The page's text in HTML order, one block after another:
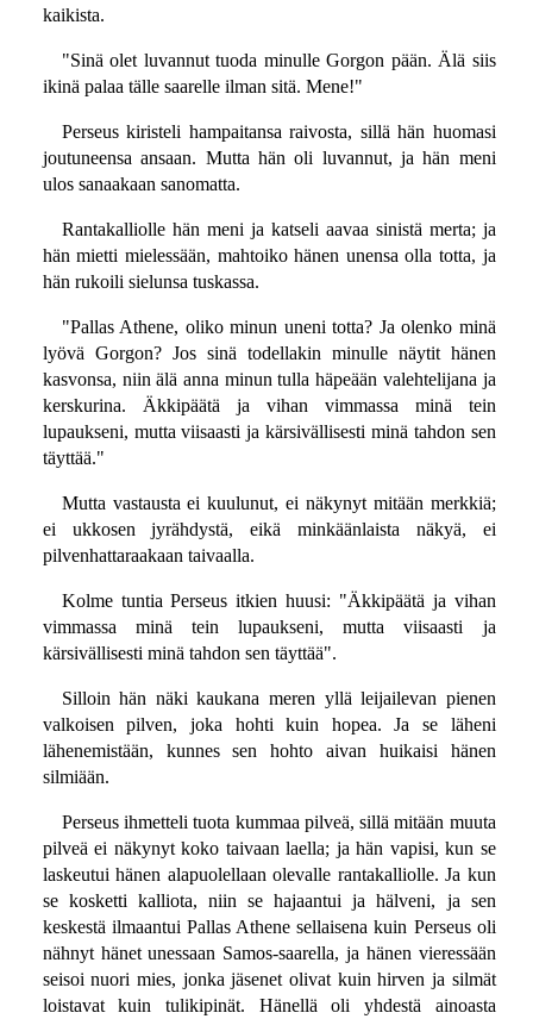
kaikista.
"Sinä olet luvannut tuoda minulle Gorgon pään. Älä siis
ikinä palaa tälle saarelle ilman sitä. Mene!"
Perseus kiristeli hampaitansa raivosta, sillä hän huomasi
joutuneensa ansaan. Mutta hän oli luvannut, ja hän meni
ulos sanaakaan sanomatta.
Rantakalliolle hän meni ja katseli aavaa sinistä merta; ja
hän mietti mielessään, mahtoiko hänen unensa olla totta, ja
hän rukoili sielunsa tuskassa.
"Pallas Athene, oliko minun uneni totta? Ja olenko minä
lyövä Gorgon? Jos sinä todellakin minulle näytit hänen
kasvonsa, niin älä anna minun tulla häpeään valehtelijana ja
kerskurina. Äkkipäätä ja vihan vimmassa minä tein
lupaukseni, mutta viisaasti ja kärsivällisesti minä tahdon sen
täyttää."
Mutta vastausta ei kuulunut, ei näkynyt mitään merkkiä;
ei ukkosen jyrähdystä, eikä minkäänlaista näkyä, ei
pilvenhattaraakaan taivaalla.
Kolme tuntia Perseus itkien huusi: "Äkkipäätä ja vihan
vimmassa minä tein lupaukseni, mutta viisaasti ja
kärsivällisesti minä tahdon sen täyttää".
Silloin hän näki kaukana meren yllä leijailevan pienen
valkoisen pilven, joka hohti kuin hopea. Ja se läheni
lähenemistään, kunnes sen hohto aivan huikaisi hänen
silmiään.
Perseus ihmetteli tuota kummaa pilveä, sillä mitään muuta
pilveä ei näkynyt koko taivaan laella; ja hän vapisi, kun se
laskeutui hänen alapuolellaan olevalle rantakalliolle. Ja kun
se kosketti kalliota, niin se hajaantui ja hälveni, ja sen
keskestä ilmaantui Pallas Athene sellaisena kuin Perseus oli
nähnyt hänet unessaan Samos-saarella, ja hänen vieressään
seisoi nuori mies, jonka jäsenet olivat kuin hirven ja silmät
loistavat kuin tulikipinät. Hänellä oli yhdestä ainoasta